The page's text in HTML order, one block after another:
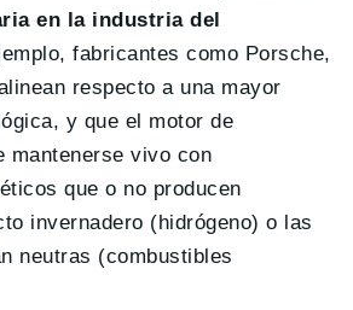
en la industria del
fabricantes como Porsche,
respecto a una mayor
y que el motor de
mantenerse vivo con
que o no producen
invernadero (hidrógeno) o las
neutras (combustibles